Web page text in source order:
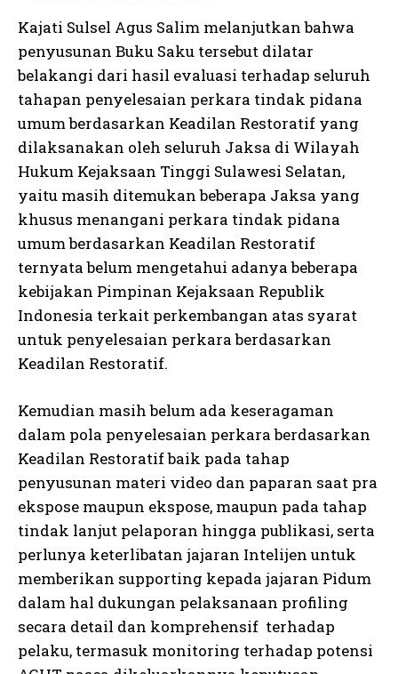
Kajati Sulsel Agus Salim melanjutkan bahwa
penyusunan Buku Saku tersebut dilatar
belakangi dari hasil evaluasi terhadap seluruh
tahapan penyelesaian perkara tindak pidana
umum berdasarkan Keadilan Restoratif yang
dilaksanakan oleh seluruh Jaksa di Wilayah
Hukum Kejaksaan Tinggi Sulawesi Selatan,
yaitu masih ditemukan beberapa Jaksa yang
khusus menangani perkara tindak pidana
umum berdasarkan Keadilan Restoratif
ternyata belum mengetahui adanya beberapa
kebijakan Pimpinan Kejaksaan Republik
Indonesia terkait perkembangan atas syarat
untuk penyelesaian perkara berdasarkan
Keadilan Restoratif.
Kemudian masih belum ada keseragaman
dalam pola penyelesaian perkara berdasarkan
Keadilan Restoratif baik pada tahap
penyusunan materi video dan paparan saat pra
ekspose maupun ekspose, maupun pada tahap
tindak lanjut pelaporan hingga publikasi, serta
perlunya keterlibatan jajaran Intelijen untuk
memberikan supporting kepada jajaran Pidum
dalam hal dukungan pelaksanaan profiling
secara detail dan komprehensif terhadap
pelaku, termasuk monitoring terhadap potensi